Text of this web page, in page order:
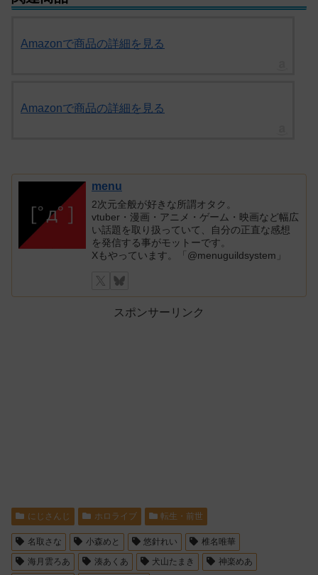
Amazonで商品の詳細を見る
Amazonで商品の詳細を見る
menu
2次元全般が好きな所謂オタク。
vtuber・漫画・アニメ・ゲーム・映画など幅広
い話題を取り扱っていて、自分の正直な感想
を発信する事がモットーです。
Xもやっています。「@menuguildsystem」
スポンサーリンク
にじさんじ ホロライブ 転生・前世
名取さな 小森めと 悠針れい
椎名唯華
海月雲ろあ
湊あくあ 犬山たまき
神楽めあ